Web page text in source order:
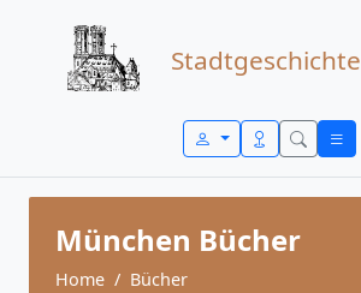
Stadtgeschichte
München Bücher
Home Bücher